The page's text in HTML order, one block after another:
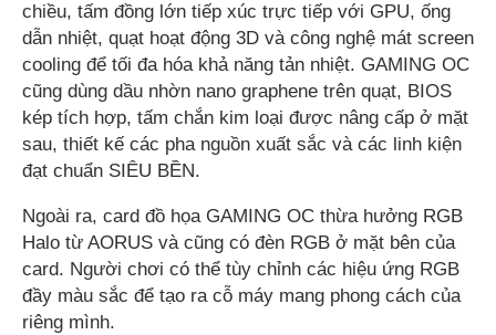
chiều, tấm đồng lớn tiếp xúc trực tiếp với GPU, ống
dẫn nhiệt, quạt hoạt động 3D và công nghệ mát screen
cooling để tối đa hóa khả năng tản nhiệt. GAMING OC
cũng dùng dầu nhờn nano graphene trên quạt, BIOS
kép tích hợp, tấm chắn kim loại được nâng cấp ở mặt
sau, thiết kế các pha nguồn xuất sắc và các linh kiện
đạt chuẩn SIÊU BỀN.
Ngoài ra, card đồ họa GAMING OC thừa hưởng RGB
Halo từ AORUS và cũng có đèn RGB ở mặt bên của
card. Người chơi có thể tùy chỉnh các hiệu ứng RGB
đầy màu sắc để tạo ra cỗ máy mang phong cách của
riêng mình.